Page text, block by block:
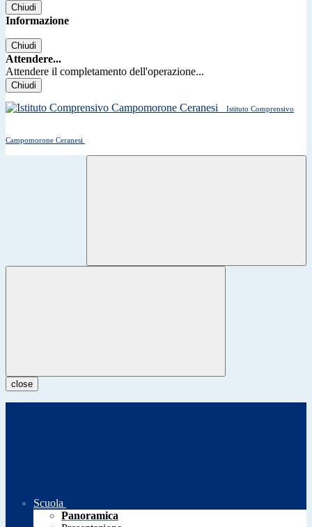
Chiudi
Informazione
Chiudi
Attendere...
Attendere il completamento dell'operazione...
Chiudi
Istituto Comprensivo
Campomorone Ceranesi
close
Scuola
Panoramica